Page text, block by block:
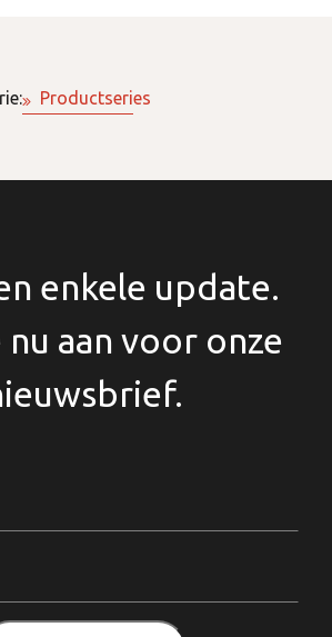
Productseries
enkele update.
aan voor onze